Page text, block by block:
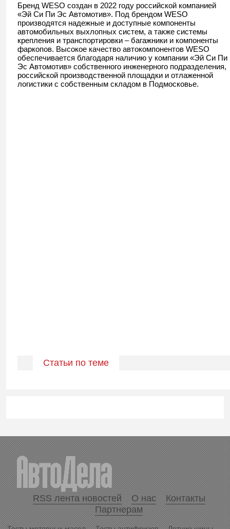
Бренд WESO создан в 2022 году российской компанией
«Эй Си Пи Эс Автомотив». Под брендом WESO
производятся надежные и доступные компоненты
автомобильных выхлопных систем, а также системы
крепления и транспортировки – багажники и компоненты
фаркопов. Высокое качество автокомпонентов WESO
обеспечивается благодаря наличию у компании «Эй Си Пи
Эс Автомотив» собственного инженерного подразделения,
российской производственной площадки и отлаженной
логистики с собственным складом в Подмосковье.
Статьи по теме
RSS лента новостей О нас
Контакты
Партнерам